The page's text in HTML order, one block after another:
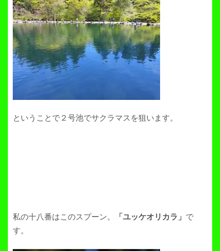
ということで２号池でサクラマスを狙います。
私の十八番はこのスプーン。 「ユッケオリカラ」 で
す。